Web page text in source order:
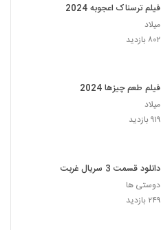
فیلم ترسناک اعجوبه 2024
میلاد
۸۰۲ بازدید
فیلم طعم چیزها 2024
میلاد
۹۱۹ بازدید
دانلود قسمت 3 سریال غربت
دوستی ها
۲۴۹ بازدید